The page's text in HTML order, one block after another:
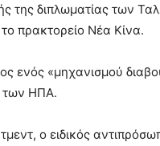
της διπλωματίας των
πρακτορείο Νέα Κίνα.
ενός «μηχανισμού
των ΗΠΑ.
ο ειδικός